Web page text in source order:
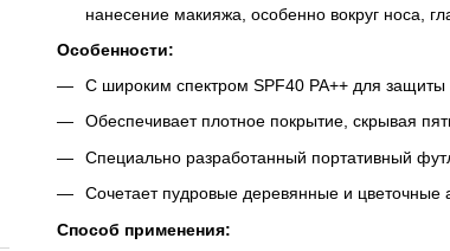
нанесение макияжа, особенно вокруг носа,
Особенности:
С широким спектром SPF40 PA++ для защиты
Обеспечивает плотное покрытие, скрывая
Специально разработанный портативный
Сочетает пудровые деревянные и цветочные
Способ применения: